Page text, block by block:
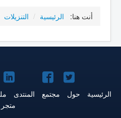
أنت هنا: الرئيسية / التنزيلات
على
Joomla!
علىعلى
يوتيوب
الرئيسية حول مجتمع المنتدى
متجر